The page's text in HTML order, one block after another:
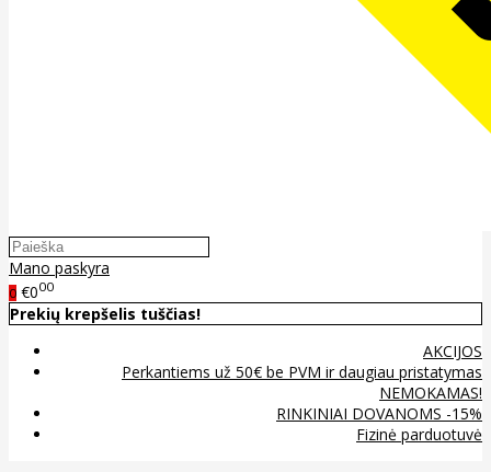
Mano paskyra
0 €000
Prekių krepšelis tuščias!
AKCIJOS
Perkantiems už 50€ be PVM ir daugiau pristatymas
NEMOKAMAS!
RINKINIAI DOVANOMS -15%
Fizinė parduotuvė